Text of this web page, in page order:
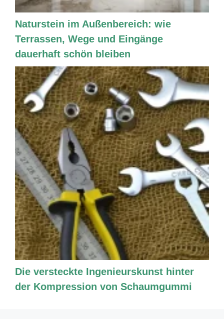
Naturstein im Außenbereich: wie
Terrassen, Wege und Eingänge
dauerhaft schön bleiben
Die versteckte Ingenieurskunst hinter
der Kompression von Schaumgummi